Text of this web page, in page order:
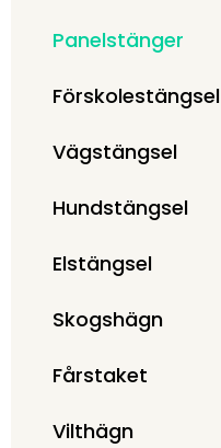
Panelstänger
Förskolestängsel
Vägstängsel
Hundstängsel
Elstängsel
Skogshägn
Fårstaket
Vilthägn